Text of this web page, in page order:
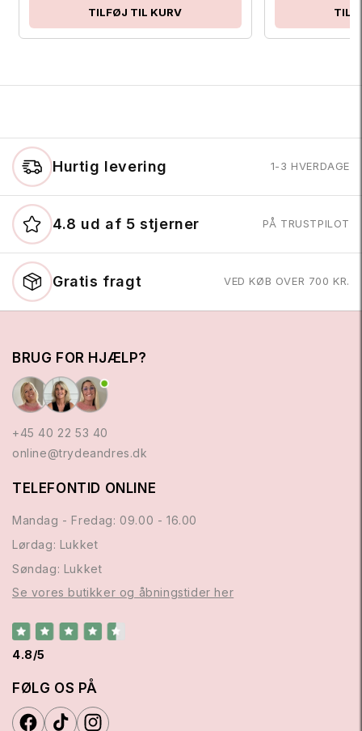
TILFØJ TIL KURV
Hurtig levering 1-3 HVERDAGE
4.8 ud af 5 stjerner PÅ TRUSTPILOT
Gratis fragt VED KØB OVER 700 KR.
BRUG FOR HJÆLP?
+45 40 22 53 40
online@trydeandres.dk
TELEFONTID ONLINE
Mandag - Fredag: 09.00 - 16.00
Lørdag: Lukket
Søndag: Lukket
Se vores butikker og åbningstider her
4.8/5
FØLG OS PÅ